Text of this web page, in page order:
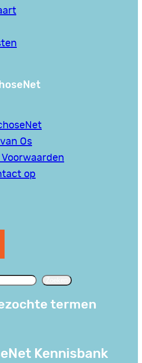
Os
op
termen
Kennisbank